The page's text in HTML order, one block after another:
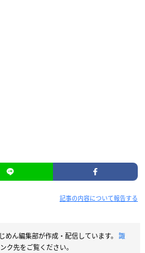
記事の内容について報告する
めん編集部が作成・配信しています。 諏
ク先をご覧ください。